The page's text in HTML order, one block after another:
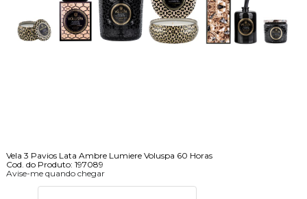
Vela 3 Pavios Lata Ambre Lumiere Voluspa 60 Horas
Cod. do Produto: 197089
Avise-me quando chegar